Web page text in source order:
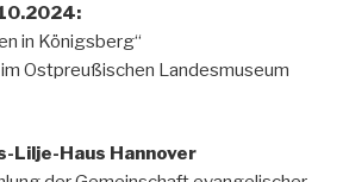
in Königsberg“
Ostpreußischen Landesmuseum
Lilje-Haus Hannover